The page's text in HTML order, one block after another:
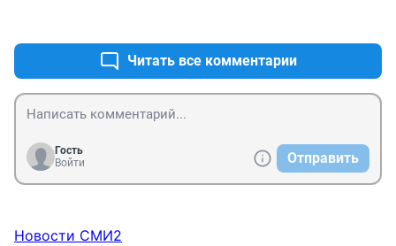
Читать все комментарии
Гость
Войти
Отправить
Новости СМИ2